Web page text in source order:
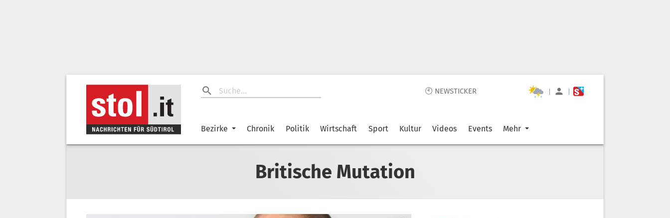
🕙 NEWSTICKER | |
Bezirke Chronik Politik Wirtschaft Sport Kultur Videos Events Mehr
Britische Mutation